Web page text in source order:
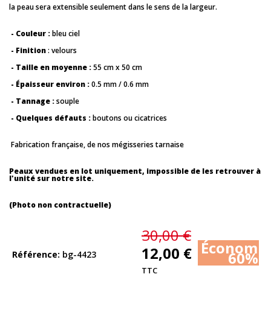
la peau sera extensible seulement dans le sens de la largeur.
- Couleur :bleu ciel
- Finition: velours
- Taille en moyenne :55 cm x 50 cm
- Épaisseur environ :0.5 mm / 0.6 mm
- Tannage :souple
- Quelques défauts :boutons ou cicatrices
Fabrication française, de nos mégisseries tarnaise
Peaux vendues en lot uniquement, impossible de les retrouver à
l'unité sur notre site.
(Photo non contractuelle)
Référence bg-4423
30,00 €
12,00 €
60%
TTC